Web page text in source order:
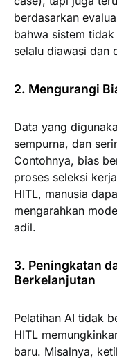
berdasarkan
bahwa sistem
selalu diawasi dan
2. Mengurangi
Data yang
sempurna, dan
Contohnya, bias
proses seleksi
HITL, manusia
mengarahkan
adil.
3. Peningkatan
Berkelanjutan
Pelatihan AI tidak
HITL
baru. Misalnya,